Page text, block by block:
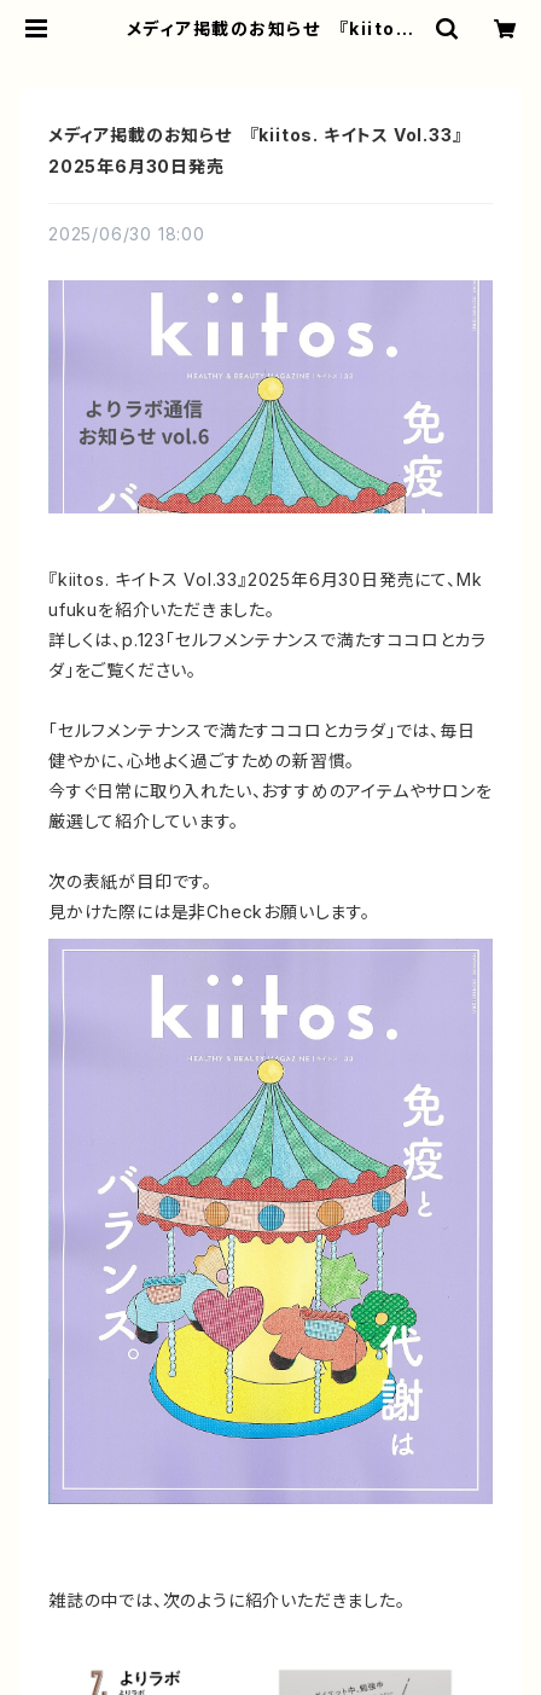
メディア掲載のお知らせ 『kiitos.
メディア掲載のお知らせ 『kiitos. キイトス Vol.33』
2025年6月30日発売
2025/06/30 18:00
『kiitos. キイトス Vol.33』2025年6月30日発売にて、Mk
ufukuを紹介いただきました。
詳しくは、p.123「セルフメンテナンスで満たすココロとカラ
ダ」をご覧ください。
「セルフメンテナンスで満たすココロとカラダ」では、毎日
健やかに、心地よく過ごすための新習慣。
今すぐ日常に取り入れたい、おすすめのアイテムやサロンを
厳選して紹介しています。
次の表紙が目印です。
見かけた際には是非Checkお願いします。
雑誌の中では、次のように紹介いただきました。